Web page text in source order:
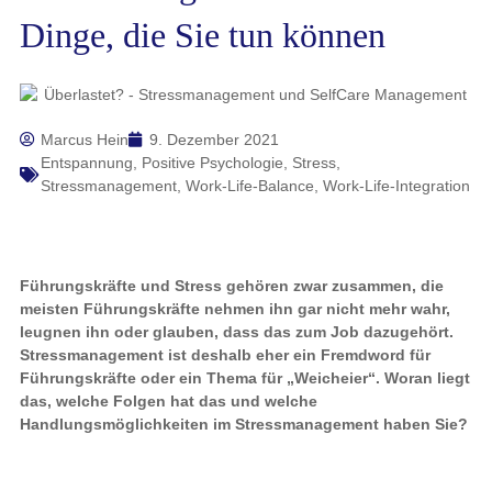
Dinge, die Sie tun können
Marcus Hein
9. Dezember 2021
Entspannung
Positive Psychologie Stress,
Stressmanagement, Work-Life-Balance Work-Life-Integration
Führungskräfte und Stress gehören zwar zusammen, die
meisten Führungskräfte nehmen ihn gar nicht mehr wahr,
leugnen ihn oder glauben, dass das zum Job dazugehört.
Stressmanagement ist deshalb eher ein Fremdword für
Führungskräfte oder ein Thema für „Weicheier“. Woran liegt
das, welche Folgen hat das und welche
Handlungsmöglichkeiten im Stressmanagement haben Sie?